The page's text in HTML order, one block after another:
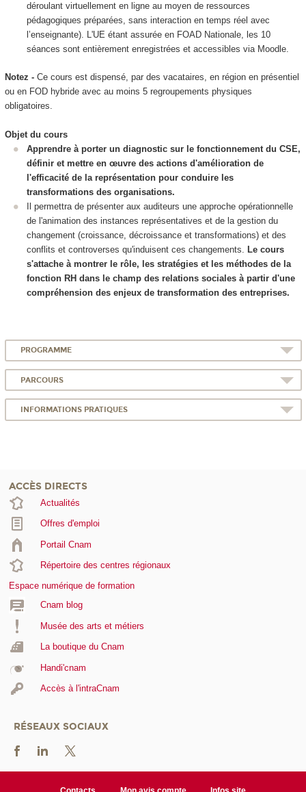
déroulant virtuellement en ligne au moyen de ressources
pédagogiques préparées, sans interaction en temps réel avec
l’enseignante). L'UE étant assurée en FOAD Nationale, les 10
séances sont entièrement enregistrées et accessibles via Moodle.
Notez - Ce cours est dispensé, par des vacataires, en région en présentiel
ou en FODhybride avec au moins 5 regroupements physiques
obligatoires.
Objet du cours
Apprendre à porter un diagnostic sur le fonctionnement du CSE,
définir et mettre en œuvre des actions d'amélioration de
l'efficacité de la représentation pour conduire les
transformations des organisations.
Il permettra de présenter aux auditeurs une approche opérationnelle
de l'animation des instances représentatives et de la gestion du
changement (croissance, décroissance et transformations) et des
conflits et controverses qu'induisent ces changements. Le cours
s'attache à montrer le rôle, les stratégies et les méthodes de la
fonction RH dans le champ des relations sociales à partir d'une
compréhension des enjeux de transformation des entreprises.
PROGRAMME
PARCOURS
INFORMATIONS PRATIQUES
ACCÈS DIRECTS
Actualités
Offres d'emploi
Portail Cnam
Répertoire des centres régionaux
Espace numérique de formation
Cnam blog
Musée des arts et métiers
La boutique du Cnam
Handi'cnam
Accès à l'intraCnam
RÉSEAUX SOCIAUX